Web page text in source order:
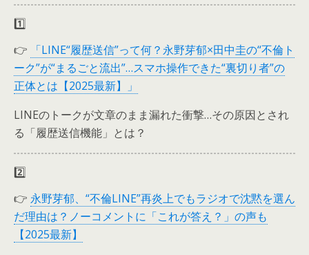
1️⃣
👉
「LINE“履歴送信”って何？永野芽郁×田中圭の“不倫ト
ーク”が“まるごと流出”…スマホ操作できた“裏切り者”の
正体とは【2025最新】」
LINEのトークが文章のまま漏れた衝撃…その原因とされ
る「履歴送信機能」とは？
2️⃣
👉 永野芽郁、“不倫LINE”再炎上でもラジオで沈黙を選ん
だ理由は？ノーコメントに「これが答え？」の声も
【2025最新】